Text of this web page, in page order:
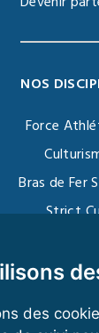
des
NOS
Force
Bras de Fer
Strict